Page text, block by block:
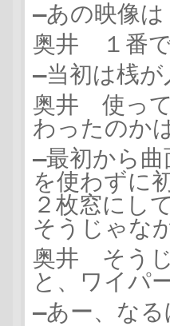
―あの映像
奥井 １番
―当初は桟
奥井 使って
わったのか
―最初から
を使わずに
２枚窓にし
そうじゃな
奥井 そうじ
と、ワイパ
―あー、な